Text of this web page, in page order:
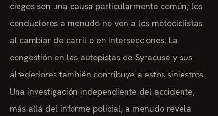
ciegos son una causa particularmente común; los
conductores a menudo no ven a los motociclistas
al cambiar de carril o en intersecciones. La
congestión en las autopistas de Syracuse y sus
alrededores también contribuye a estos siniestros.
Una investigación independiente del accidente,
más allá del informe policial, a menudo revela